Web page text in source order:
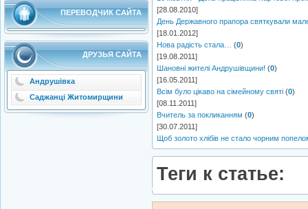
ПЕРЕВОДЧИК САЙТА
ДРУЗЬЯ САЙТА
Андрушівка
Саджанці Житомирщини
[28.08.2010]
День Державного прапора святкували
[18.01.2012]
Нова радість стала…
(0)
[19.08.2011]
Шановні жителі Андрушівщини! (0)
[16.05.2011]
Всім було цікаво на сімейному святі (0)
[08.11.2011]
Вчитель за покликанням (0)
[30.07.2011]
Щоб золото хлібів не стало чорним
Теги к статье: